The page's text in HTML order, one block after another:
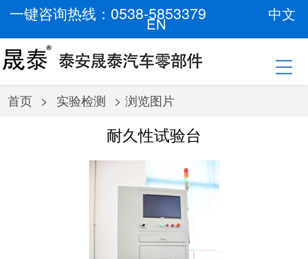
一键咨询热线：0538-5853379 中文
EN
首页 > 实验检测 > 浏览图片
耐久性试验台